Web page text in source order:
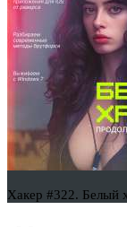
Хакер #322. Белый